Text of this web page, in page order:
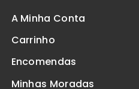
A Minha Conta
Carrinho
Encomendas
Minhas Moradas